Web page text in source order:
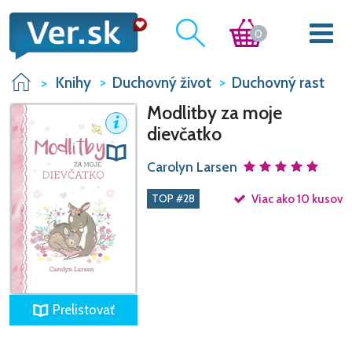
0
Knihy Duchovný život Duchovný rast
Prelistovať
Modlitby za moje
dievčatko
Carolyn Larsen
TOP #28 Viac ako 10 kusov